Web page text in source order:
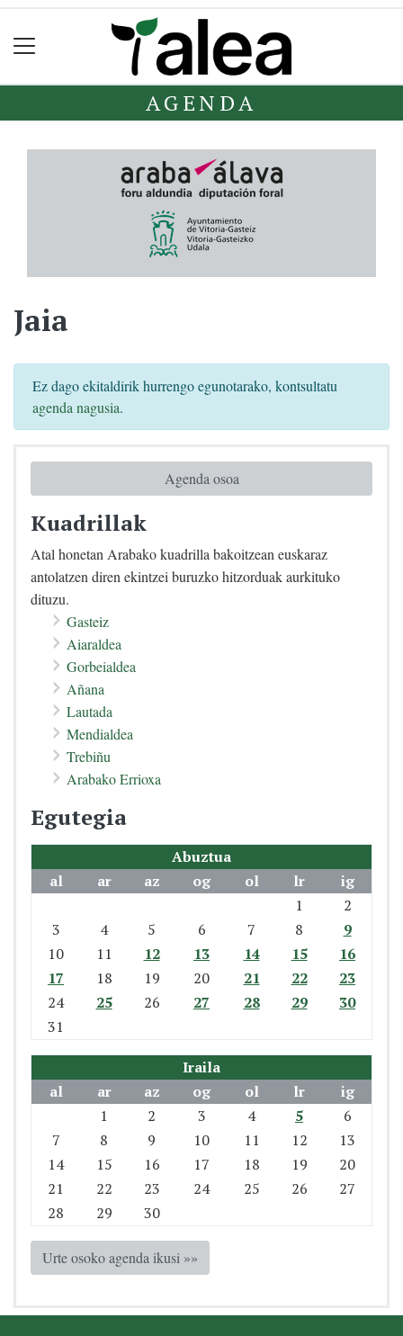
AGENDA
Jaia
Ez dago ekitaldirik hurrengo egunotarako, kontsultatu
agenda nagusia.
Agenda osoa
Kuadrillak
Atal honetan Arabako kuadrilla bakoitzean euskaraz
antolatzen diren ekintzei buruzko hitzorduak aurkituko
dituzu.
Gasteiz
Aiaraldea
Gorbeialdea
Añana
Lautada
Mendialdea
Trebiñu
Arabako Errioxa
Egutegia
Abuztua
al
ar az og ol lr
ig
1
2
3
4 5 6 7 8
9
10
11 12 13 14 15
16
17
18 19 20 21 22
23
24
25 26 27 28 29
30
31
Iraila
al
ar az og ol lr
ig
1
2 3 4 5
6
7
8 9 10 11 12
13
14
15 16 17 18 19
20
21
22 23 24 25 26
27
28
29 30
Urte osoko agenda ikusi »»